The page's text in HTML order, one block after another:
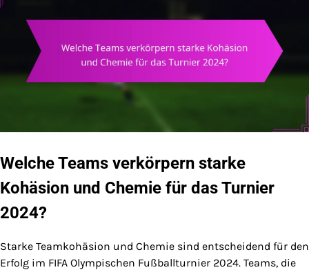
Welche Teams verkörpern starke
Kohäsion und Chemie für das Turnier
2024?
Starke Teamkohäsion und Chemie sind entscheidend für den
Erfolg im FIFA Olympischen Fußballturnier 2024. Teams, die